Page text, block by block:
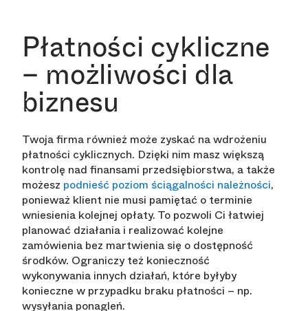
Płatności cykliczne
– możliwości dla
biznesu
Twoja firma również może zyskać na wdrożeniu
płatności cyklicznych. Dzięki nim masz większą
kontrolę nad finansami przedsiębiorstwa, a także
możesz podnieść poziom ściągalności należności,
ponieważ klient nie musi pamiętać o terminie
wniesienia kolejnej opłaty. To pozwoli Ci łatwiej
planować działania i realizować kolejne
zamówienia bez martwienia się o dostępność
środków. Ograniczy też konieczność
wykonywania innych działań, które byłyby
konieczne w przypadku braku płatności – np.
wysyłania ponagleń.